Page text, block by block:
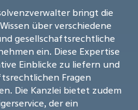
bringt die
über verschiedene
gesellschaftsrechtliche
ein. Diese Expertise
Einblicke zu liefern und
Fragen
Die Kanzlei bietet zudem
der ein